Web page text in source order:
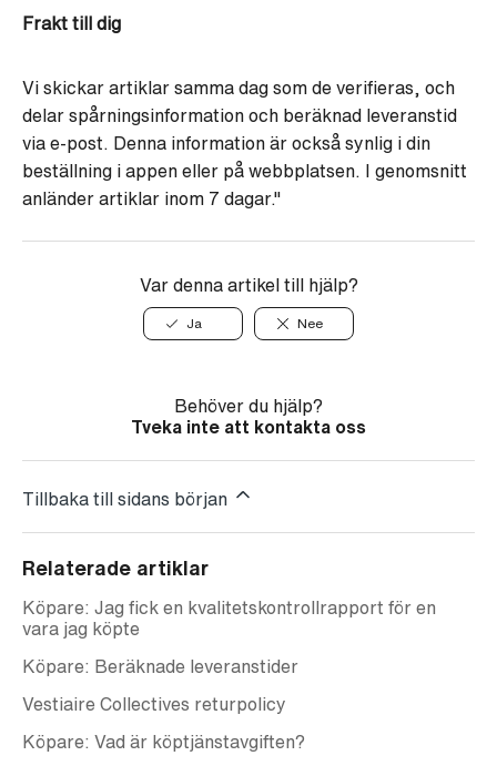
Frakt till dig
Vi skickar artiklar samma dag som de verifieras, och
delar spårningsinformation och beräknad leveranstid
via e-post. Denna information är också synlig i din
beställning i appen eller på webbplatsen. I genomsnitt
anländer artiklar inom 7 dagar."
Var denna artikel till hjälp?
Ja Nee
Behöver du hjälp?
Tveka inte att kontakta oss
Tillbaka till sidans början
Relaterade artiklar
Köpare: Jag fick en kvalitetskontrollrapport för en
vara jag köpte
Köpare: Beräknade leveranstider
Vestiaire Collectives returpolicy
Köpare: Vad är köptjänstavgiften?